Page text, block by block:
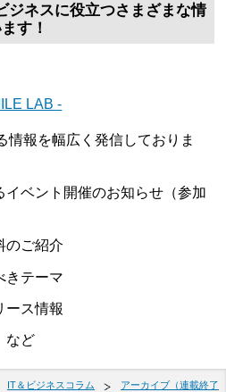
ジネスに役立つさまざまな情
す！
LAB -
情報を幅広く発信しておりま
イベント開催のお知らせ（参加
のご紹介
きテーマ
ース情報
など
IT＆ビジネスコラム
アーカイブ（連載終了